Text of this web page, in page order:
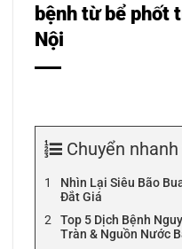
bệnh từ bể phốt
Nội
Chuyển
Nhìn Lại Siêu Bão
Đắt Giá
Top 5 Dịch Bệnh
Tràn & Nguồn Nước